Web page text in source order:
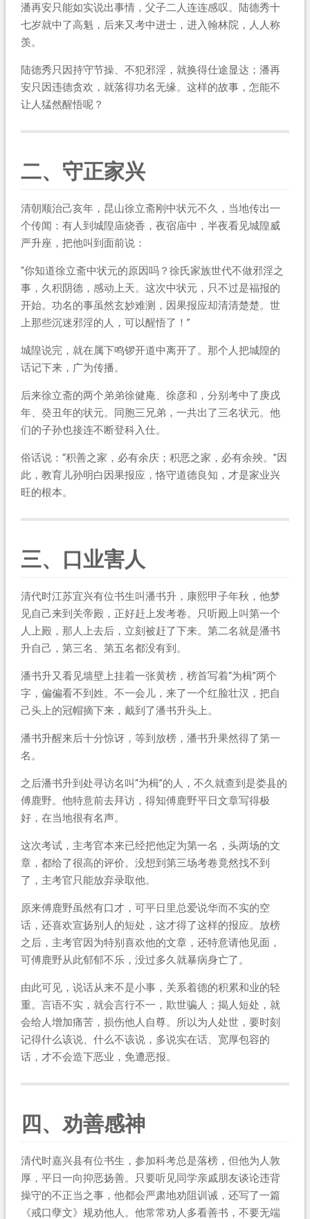
潘再安只能如实说出事情，父子二人连连感叹。陆德秀十
七岁就中了高魁，后来又考中进士，进入翰林院，人人称
羡。
陆德秀只因持守节操、不犯邪淫，就换得仕途显达；潘再
安只因违德贪欢，就落得功名无缘。这样的故事，怎能不
让人猛然醒悟呢？
二、守正家兴
清朝顺治己亥年，昆山徐立斋刚中状元不久，当地传出一
个传闻：有人到城隍庙烧香，夜宿庙中，半夜看见城隍威
严升座，把他叫到面前说：
“你知道徐立斋中状元的原因吗？徐氏家族世代不做邪淫之
事，久积阴德，感动上天。这次中状元，只不过是福报的
开始。功名的事虽然玄妙难测，因果报应却清清楚楚。世
上那些沉迷邪淫的人，可以醒悟了！”
城隍说完，就在属下鸣锣开道中离开了。那个人把城隍的
话记下来，广为传播。
后来徐立斋的两个弟弟徐健庵、徐彦和，分别考中了庚戌
年、癸丑年的状元。同胞三兄弟，一共出了三名状元。他
们的子孙也接连不断登科入仕。
俗话说：“积善之家，必有余庆；积恶之家，必有余殃。”因
此，教育儿孙明白因果报应，恪守道德良知，才是家业兴
旺的根本。
三、口业害人
清代时江苏宜兴有位书生叫潘书升，康熙甲子年秋，他梦
见自己来到关帝殿，正好赶上发考卷。只听殿上叫第一个
人上殿，那人上去后，立刻被赶了下来。第二名就是潘书
升自己，第三名、第五名都没有到。
潘书升又看见墙壁上挂着一张黄榜，榜首写着“为楫”两个
字，偏偏看不到姓。不一会儿，来了一个红脸壮汉，把自
己头上的冠帽摘下来，戴到了潘书升头上。
潘书升醒来后十分惊讶，等到放榜，潘书升果然得了第一
名。
之后潘书升到处寻访名叫“为楫”的人，不久就查到是娄县的
傅鹿野。他特意前去拜访，得知傅鹿野平日文章写得极
好，在当地很有名声。
这次考试，主考官本来已经把他定为第一名，头两场的文
章，都给了很高的评价。没想到第三场考卷竟然找不到
了，主考官只能放弃录取他。
原来傅鹿野虽然有口才，可平日里总爱说华而不实的空
话，还喜欢宣扬别人的短处，这才得了这样的报应。放榜
之后，主考官因为特别喜欢他的文章，还特意请他见面，
可傅鹿野从此郁郁不乐，没过多久就暴病身亡了。
由此可见，说话从来不是小事，关系着德的积累和业的轻
重。言语不实，就会言行不一，欺世骗人；揭人短处，就
会给人增加痛苦，损伤他人自尊。所以为人处世，要时刻
记得什么该说、什么不该说，多说实在话、宽厚包容的
话，才不会造下恶业，免遭恶报。
四、劝善感神
清代时嘉兴县有位书生，参加科考总是落榜，但他为人敦
厚，平日一向抑恶扬善。只要听见同学亲戚朋友谈论违背
操守的不正当之事，他都会严肃地劝阻训诫，还写了一篇
《戒口孽文》规劝他人。他常常劝人多看善书，不要无端